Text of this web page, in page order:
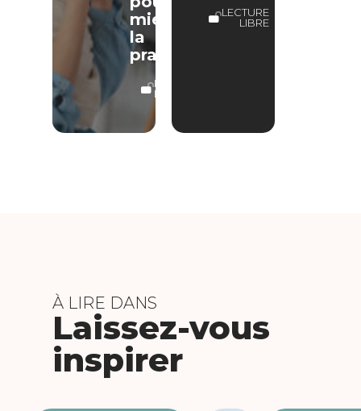
mieux
la
pratiquer
LECTURE
LIBRE
LECTURE
LIBRE
À LIRE DANS
Laissez-vous
inspirer